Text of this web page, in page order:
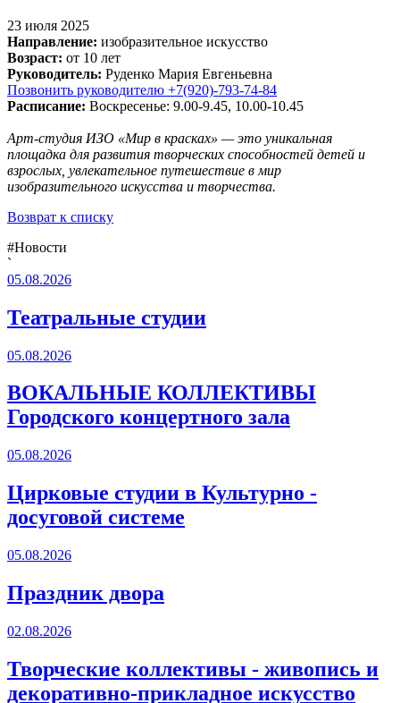
23 июля 2025
Направление: изобразительное искусство
Возраст: от 10 лет
Руководитель: Руденко Мария Евгеньевна
Позвонить руководителю +7(920)-793-74-84
Расписание: Воскресенье: 9.00-9.45, 10.00-10.45
Арт-студия ИЗО «Мир в красках» — это уникальная
площадка для развития творческих способностей детей и
взрослых, увлекательное путешествие в мир
изобразительного искусства и творчества.
Возврат к списку
#Новости
`
05.08.2026
Театральные студии
05.08.2026
ВОКАЛЬНЫЕ КОЛЛЕКТИВЫ
Городского концертного зала
05.08.2026
Цирковые студии в Культурно -
досуговой системе
05.08.2026
Праздник двора
02.08.2026
Творческие коллективы - живопись и
декоративно-прикладное искусство